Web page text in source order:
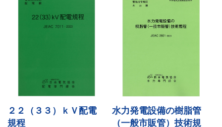
２２（３３）ｋＶ配電
規程
水力発電設備の樹脂管
（一般市販管）技術規